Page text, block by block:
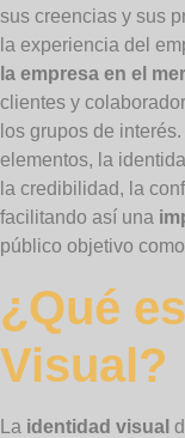
sus creencias y sus
la experiencia del
la empresa en el
clientes y
los grupos de
elementos, la
la credibilidad, la
facilitando así una
público objetivo
¿Qué
Visual?
La identidad visual